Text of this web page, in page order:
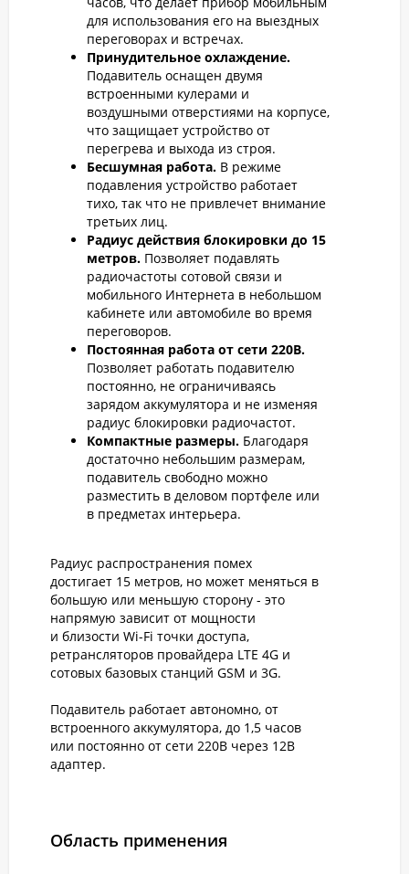
для использования его на выездных
переговорах и встречах.
Принудительное охлаждение.
Подавитель оснащен двумя
встроенными кулерами и
воздушными отверстиями на корпусе,
что защищает устройство от
перегрева и выхода из строя.
Бесшумная работа. В режиме
подавления устройство работает
тихо, так что не привлечет внимание
третьих лиц.
Радиус действия блокировки до 15
метров. Позволяет подавлять
радиочастоты сотовой связи и
мобильного Интернета в небольшом
кабинете или автомобиле во время
переговоров.
Постоянная работа от сети 220В.
Позволяет работать подавителю
постоянно, не ограничиваясь
зарядом аккумулятора и не изменяя
радиус блокировки радиочастот.
Компактные размеры. Благодаря
достаточно небольшим размерам,
подавитель свободно можно
разместить в деловом портфеле или
в предметах интерьера.
Радиус распространения помех
достигает 15 метров, но может меняться в
большую или меньшую сторону - это
напрямую зависит от мощности
и близости Wi-Fi точки доступа,
ретрансляторов провайдера LTE 4G и
сотовых базовых станций GSM и 3G.
Подавитель работает автономно, от
встроенного аккумулятора, до 1,5 часов
или постоянно от сети 220В через 12В
адаптер.
Область применения